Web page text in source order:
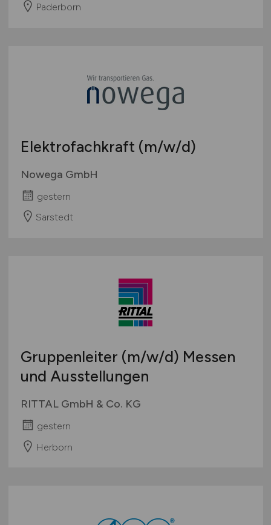
Paderborn
Elektrofachkraft (m/w/d)
Nowega GmbH
gestern
Sarstedt
Gruppenleiter (m/w/d) Messen
und Ausstellungen
RITTAL GmbH & Co. KG
gestern
Herborn